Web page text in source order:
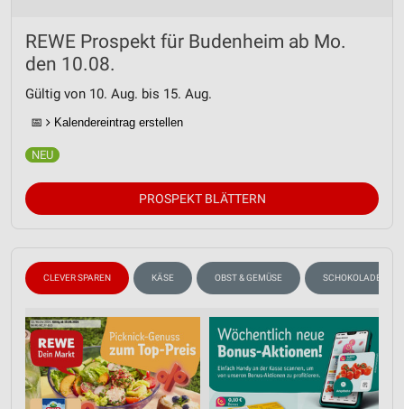
REWE Prospekt für Budenheim ab Mo.
den 10.08.
Gültig von 10. Aug. bis 15. Aug.
📅 Kalendereintrag erstellen
PROSPEKT BLÄTTERN
CLEVER SPAREN KÄSE OBST & GEMÜSE SCHOKOLADE &